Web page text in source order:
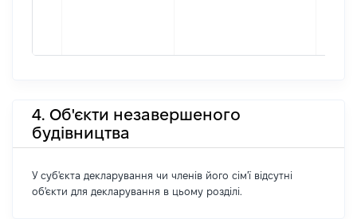
4. Об'єкти незавершеного
будівництва
У суб'єкта декларування чи членів його сім'ї відсутні
об'єкти для декларування в цьому розділі.